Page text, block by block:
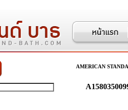
AMERICAN